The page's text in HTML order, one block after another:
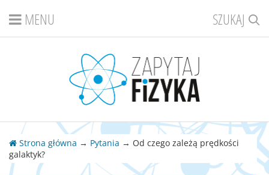
SZUKAJ
MENU
Strona główna → Pytania → Od czego zależą prędkości
galaktyk?